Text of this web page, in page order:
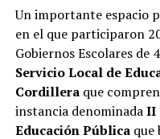
Un importante espacio
en el que participaron
Gobiernos Escolares de
Servicio Local de
Cordilleraque
instancia denominadaII
Educación Públicaque